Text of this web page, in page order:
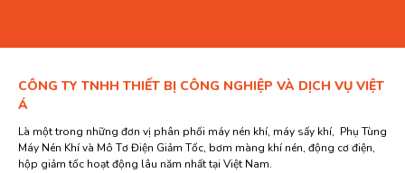
CÔNG TY TNHH THIẾT BỊ CÔNG NGHIỆP VÀ DỊCH VỤ VIỆT
Á
Là một trong những đơn vị phân phối máy nén khí, máy sấy khí, Phụ Tùng
Máy Nén Khí và Mô Tơ Điện Giảm Tốc, bơm màng khí nén, động cơ điện,
hộp giảm tốc hoạt động lâu năm nhất tại Việt Nam.